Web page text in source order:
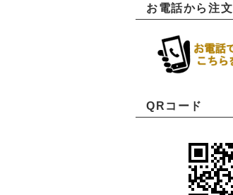
お電話から注文
QRコード